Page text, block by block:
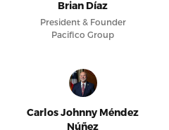
Brian Díaz
President & Founder
Pacifico Group
Carlos Johnny Méndez
Núñez